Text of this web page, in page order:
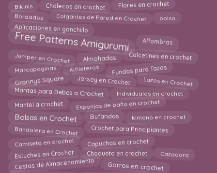
Bikinis Chalecos en crochet Flores en crochet
Bordados Colgantes de Pared en Crochet bolso
Aplicaciones en ganchillo
Free Patterns Amigurumi Alfombras
Jumper en Crochet Almohadas Calcetines en crochet
Marcapaginas Alfileteros Fundas para Tazas
Grannys Square Jersey en Crochet Lazos en Crochet
Mantas para Bebes a Crochet Individuales en crochet
Mantel a crochet Esponjas de baño en crochet
Bolsas en Crochet Bufandas kimono en crochet
Bandolera en Crochet Crochet para Principiantes
Camiseta en crochet Capuchas en crochet
Estuches en Crochet Chaqueta en crochet Cazadora
Cestas de Almacenamiento Gorros en crochet